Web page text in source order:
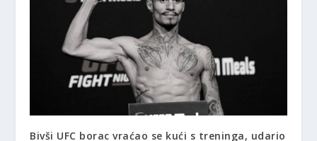
Bivši UFC borac vraćao se kući s treninga, udario